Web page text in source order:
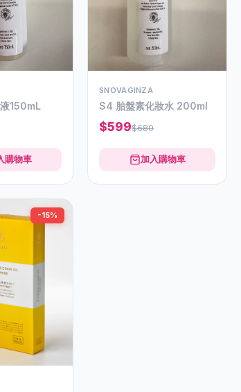
150mL
購物車
SNOVAGINZA
S4 胎盤素化妝水 200ml
$599$680
加入購物車
-15%